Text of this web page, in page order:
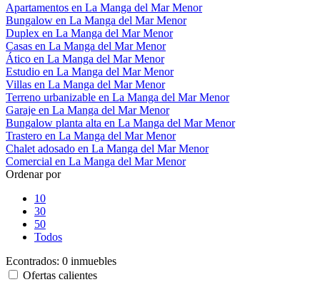
Apartamentos en La Manga del Mar Menor
Bungalow en La Manga del Mar Menor
Duplex en La Manga del Mar Menor
Casas en La Manga del Mar Menor
Ático en La Manga del Mar Menor
Estudio en La Manga del Mar Menor
Villas en La Manga del Mar Menor
Terreno urbanizable en La Manga del Mar Menor
Garaje en La Manga del Mar Menor
Bungalow planta alta en La Manga del Mar Menor
Trastero en La Manga del Mar Menor
Chalet adosado en La Manga del Mar Menor
Comercial en La Manga del Mar Menor
Ordenar por
10
30
50
Todos
Econtrados: 0 inmuebles
Ofertas calientes